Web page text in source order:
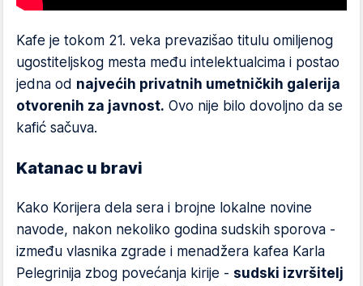
Kafe je tokom 21. veka prevazišao titulu omiljenog
ugostiteljskog mesta među intelektualcima i postao
jedna od najvećih privatnih umetničkih galerija
otvorenih za javnost. Ovo nije bilo dovoljno da se
kafić sačuva.
Katanac u bravi
Kako Korijera dela sera i brojne lokalne novine
navode, nakon nekoliko godina sudskih sporova -
između vlasnika zgrade i menadžera kafea Karla
Pelegrinija zbog povećanja kirije - sudski izvršitelj